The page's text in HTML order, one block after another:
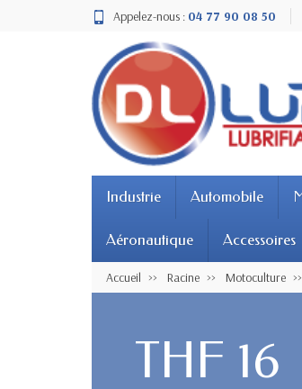
Appelez-nous : 04 77 90 08 50
Industrie Automobile
Aéronautique Accessoires
Accueil Racine Motoculture
THF 16